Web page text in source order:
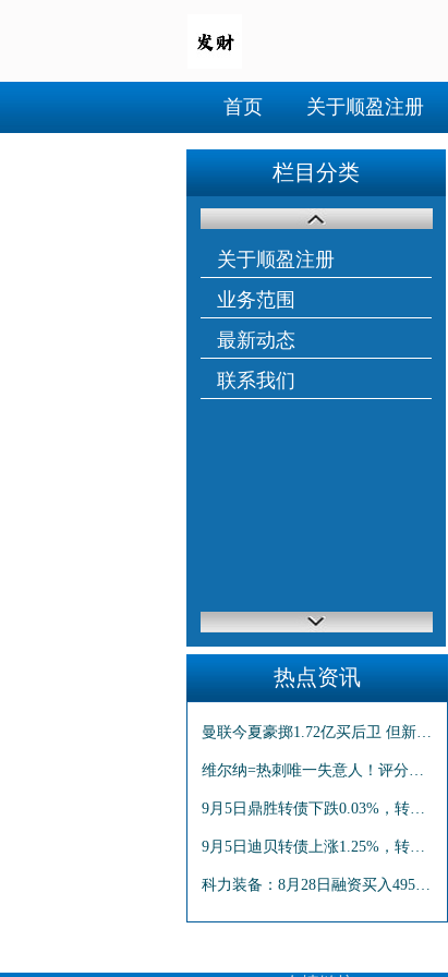
首页 关于顺盈注册
栏目分类
关于顺盈注册
业务范围
最新动态
联系我们
热点资讯
曼联今夏豪掷1.72亿买后卫 但新赛季已经两次0-3
维尔纳=热刺唯一失意人！评分仅高于染红的B费
9月5日鼎胜转债下跌0.03%，转股溢价率6.08%
9月5日迪贝转债上涨1.25%，转股溢价率13.85%
科力装备：8月28日融资买入495.16万元，融资融券余额3290.67万元